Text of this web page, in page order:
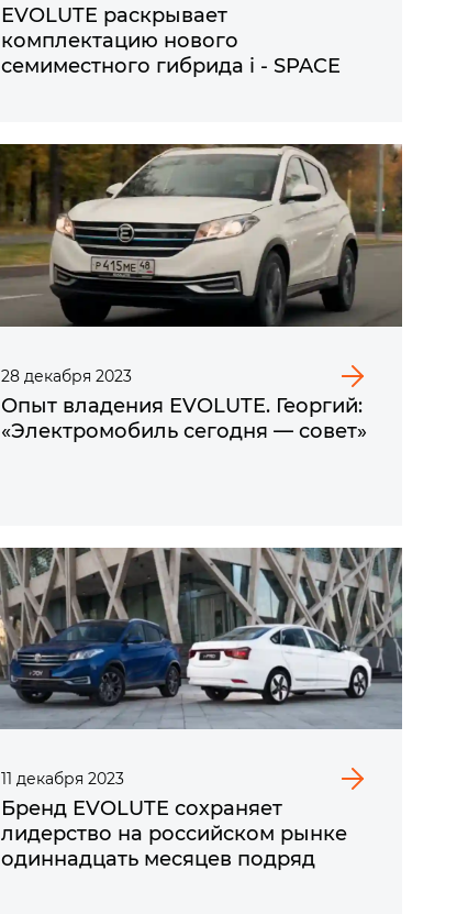
EVOLUTE раскрывает
комплектацию нового
семиместного гибрида i - SPACE
28 декабря 2023
Опыт владения EVOLUTE. Георгий:
«Электромобиль сегодня — совет»
11 декабря 2023
Бренд EVOLUTE сохраняет
лидерство на российском рынке
одиннадцать месяцев подряд